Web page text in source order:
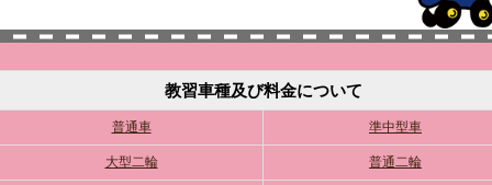
教習車種及び料金について
普通車 準中型車
大型二輪 普通二輪